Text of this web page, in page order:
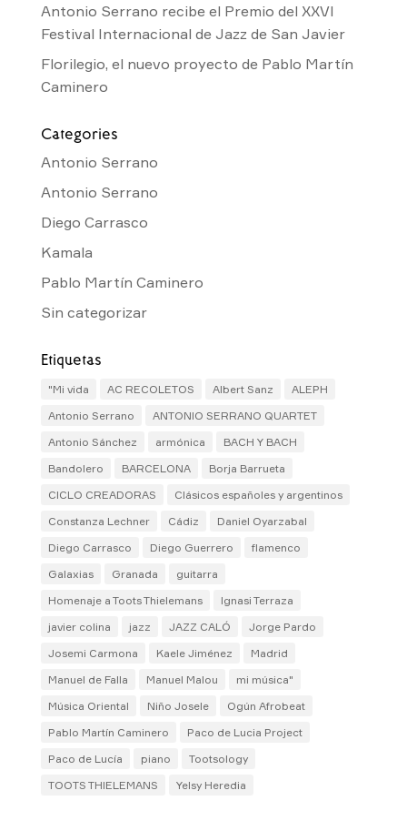
Antonio Serrano recibe el Premio del XXVI
Festival Internacional de Jazz de San Javier
Florilegio, el nuevo proyecto de Pablo Martín
Caminero
Categories
Antonio Serrano
Antonio Serrano
Diego Carrasco
Kamala
Pablo Martín Caminero
Sin categorizar
Etiquetas
"Mi vida AC RECOLETOS Albert Sanz
ALEPH
Antonio Serrano
ANTONIO SERRANO QUARTET
Antonio Sánchez
armónica
BACH Y BACH
Bandolero
BARCELONA
Borja Barrueta
CICLO CREADORAS
Clásicos españoles y argentinos
Constanza Lechner
Cádiz
Daniel Oyarzabal
Diego Carrasco
Diego Guerrero
flamenco
Galaxias
Granada
guitarra
Homenaje a Toots Thielemans
Ignasi Terraza
javier colina
jazz JAZZ CALÓ
Jorge Pardo
Josemi Carmona
Kaele Jiménez
Madrid
Manuel de Falla
Manuel Malou
mi música"
Música Oriental
Niño Josele
Ogún Afrobeat
Pablo Martín Caminero
Paco de Lucia Project
Paco de Lucía
piano
Tootsology
TOOTS THIELEMANS
Yelsy Heredia